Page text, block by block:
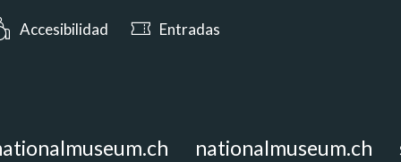
hasta las 17:00
Accesibilidad Entradas
nationalmuseum.ch